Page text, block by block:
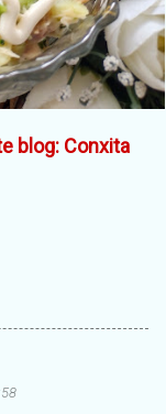
blog: Conxita